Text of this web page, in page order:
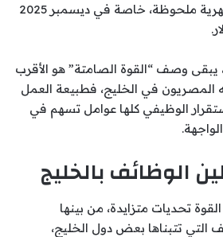
2024، مدفوعا بزيادة شهرية ملحوظة، خاصة في ديسمبر 2025
يبقى وصف “القوة الصامتة” هو الأقرب
المصريون في الخليج، فطبيعة العمل
الوظيفي كلها عوامل تسهم في
الوظائف بالخليج
تحديات متزايدة، من بينها
تتبناها بعض دول الخليج،